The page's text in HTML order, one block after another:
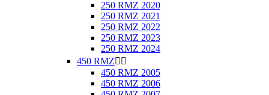
250 RMZ 2020
250 RMZ 2021
250 RMZ 2022
250 RMZ 2023
250 RMZ 2024
450 RMZ 
450 RMZ 2005
450 RMZ 2006